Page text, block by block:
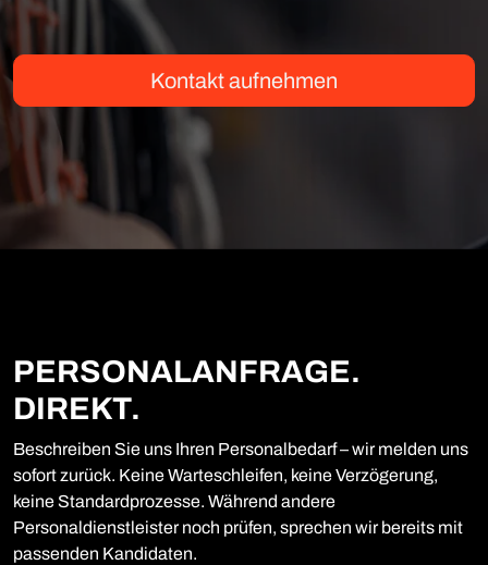
Kontakt aufnehmen
PERSONALANFRAGE.
DIREKT.
Beschreiben Sie uns Ihren Personalbedarf – wir melden uns
sofort zurück. Keine Warteschleifen, keine Verzögerung,
keine Standardprozesse. Während andere
Personaldienstleister noch prüfen, sprechen wir bereits mit
passenden Kandidaten.